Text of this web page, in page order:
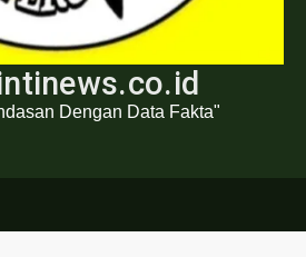
Dengan Data Fakta"